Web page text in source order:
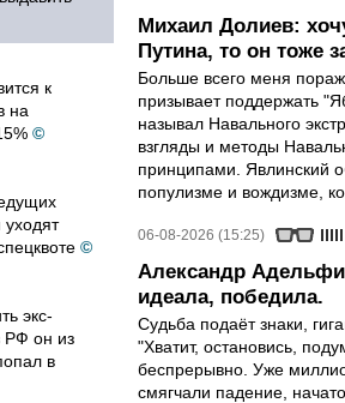
к
на
©
уходят
©
экс-
РФ он из
в
Михаил Долиев:
Путина, то он тоже
Больше всего меня
призывает поддержать
называл Навального
взгляды и методы
принципами. Явлинский
популизме и вождизме,
06-08-2026 (15:25)
Александр
идеала, победила.
Судьба подаёт знаки,
"Хватит, остановись,
беспрерывно. Уже
смягчали падение,